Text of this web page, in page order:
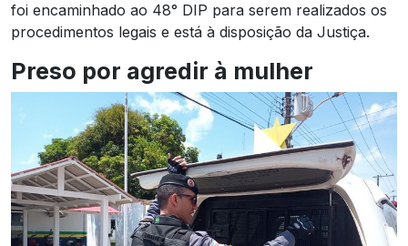
foi encaminhado ao 48° DIP para serem realizados os
procedimentos legais e está à disposição da Justiça.
Preso por agredir à mulher